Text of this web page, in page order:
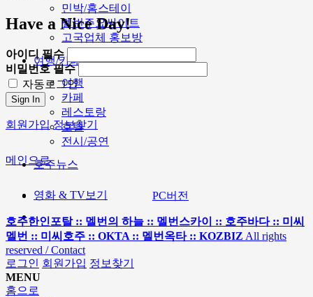
민박/홈스테이
멜번주요싸이트
고국업체 홍보방
여행/카페
여행
카페
레스토랑
호텔
전시/공연
호주뉴스
영화 & TV보기
Have a Nice Day!
아이디 필수
비밀번호필수
자동로그인
Sign In
회원가입 정보찾기
메인으로
PC버전
호주한인포탈 :: 멜번의 하늘 :: 멜번스카이 :: 호주바다 :: 미씨
멜번 :: 미씨호주 :: OKTA :: 멜번옥타 :: KOZBIZ All rights
reserved / Contact
로그인 회원가입 정보찾기
MENU
홈으로